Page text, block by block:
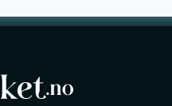
til å kjøre bil eller bruke
inneholder mindre enn